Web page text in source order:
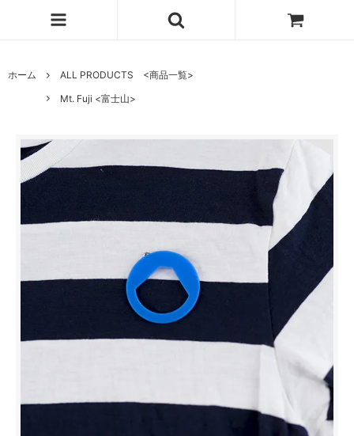
ホーム
ALL PRODUCTS <商品一覧>
Mt. Fuji <富士山>